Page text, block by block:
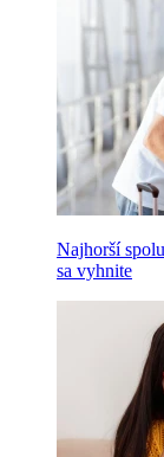
Najhorší
sa vyhnite